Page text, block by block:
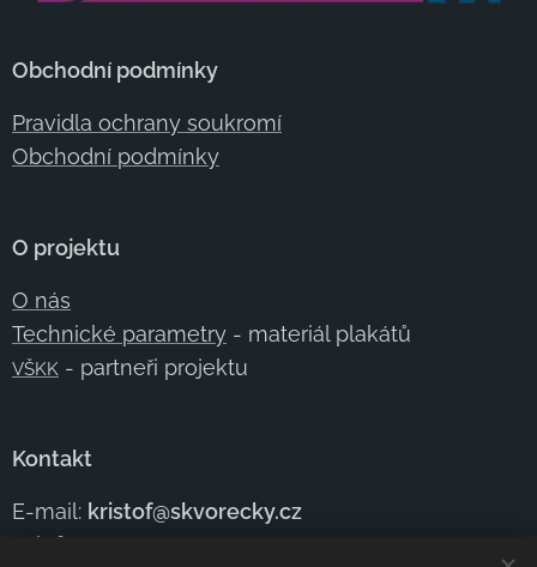
Obchodní podmínky
Pravidla ochrany soukromí
Obchodní podmínky
O projektu
O nás
Technické parametry - materiál plakátů
VŠKK - partneři projektu
Kontakt
E-mail: kristof@skvorecky.cz
Telefon: